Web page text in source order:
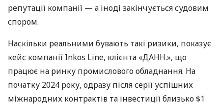
репутації компанії — а іноді закінчується судовим
спором.
Наскільки реальними бувають такі ризики, показує
кейс компанії Inkos Line, клієнта «ДАНН.», що
працює на ринку промислового обладнання. На
початку 2024 року, одразу після серії успішних
міжнародних контрактів та інвестиції близько $1